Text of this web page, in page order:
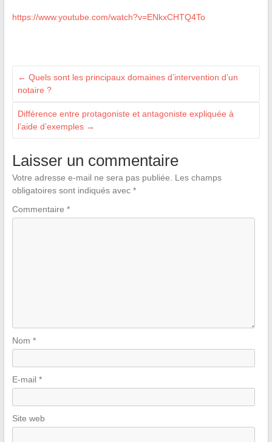
https://www.youtube.com/watch?v=ENkxCHTQ4To
← Quels sont les principaux domaines d’intervention d’un
notaire ?
Différence entre protagoniste et antagoniste expliquée à
l’aide d’exemples →
Laisser un commentaire
Votre adresse e-mail ne sera pas publiée.
Les champs
obligatoires sont indiqués avec *
Commentaire *
Nom *
E-mail *
Site web